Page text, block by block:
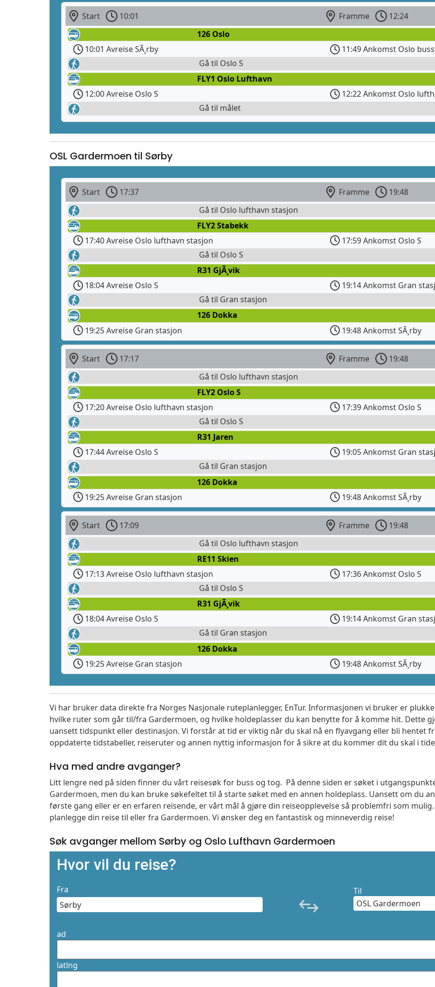
Start 10:01 Framme
12:24
126 Oslo
10:01 Avreise SÃ¸rby
11:49 Ankomst Oslo
Gå til Oslo S
FLY1 Oslo Lufthavn
12:00 Avreise Oslo S
12:22 Ankomst Oslo
Gå til målet
OSL Gardermoen til Sørby
Start 17:37 Framme
19:48
Gå til Oslo lufthavn stasjon
FLY2 Stabekk
17:40 Avreise Oslo lufthavn stasjon
17:59 Ankomst Oslo S
Gå til Oslo S
R31 GjÃ¸vik
18:04 Avreise Oslo S
19:14 Ankomst Gran
Gå til Gran stasjon
126 Dokka
19:25 Avreise Gran stasjon
19:48 Ankomst SÃ¸rby
Start 17:17 Framme
19:48
Gå til Oslo lufthavn stasjon
FLY2 Oslo S
17:20 Avreise Oslo lufthavn stasjon
17:39 Ankomst Oslo S
Gå til Oslo S
R31 Jaren
17:44 Avreise Oslo S
19:05 Ankomst Gran
Gå til Gran stasjon
126 Dokka
19:25 Avreise Gran stasjon
19:48 Ankomst SÃ¸rby
Start 17:09 Framme
19:48
Gå til Oslo lufthavn stasjon
RE11 Skien
17:13 Avreise Oslo lufthavn stasjon
17:36 Ankomst Oslo S
Gå til Oslo S
R31 GjÃ¸vik
18:04 Avreise Oslo S
19:14 Ankomst Gran
Gå til Gran stasjon
126 Dokka
19:25 Avreise Gran stasjon
19:48 Ankomst SÃ¸rby
Vi har bruker data direkte fra Norges Nasjonale ruteplanlegger, EnTur. Informasjonen vi bruker er
hvilke ruter som går til/fra Gardermoen, og hvilke holdeplasser du kan benytte for å komme hit. Dette
uansett tidspunkt eller destinasjon. Vi forstår at tid er viktig når du skal nå en flyavgang eller bli hentet
oppdaterte tidstabeller, reiseruter og annen nyttig informasjon for å sikre at du kommer dit du skal i
Hva med andre avganger?
Litt lengre ned på siden finner du vårt reisesøk for buss og tog. På denne siden er søket i
Gardermoen, men du kan bruke søkefeltet til å starte søket med en annen holdeplass. Uansett om du
første gang eller er en erfaren reisende, er vårt mål å gjøre din reiseopplevelse så problemfri som
planlegge din reise til eller fra Gardermoen. Vi ønsker deg en fantastisk og minneverdig reise!
Søk avganger mellom Sørby og Oslo Lufthavn Gardermoen
Hvor vil du reise?
Fra Til
ad
latlng